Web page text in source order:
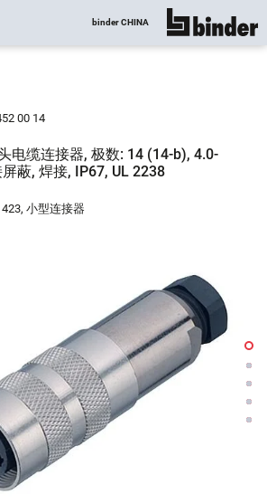
binder CHINA 显示所有
00 14
电缆连接器, 极数: 14 (14-b), 4.0-
蔽, 焊接, IP67, UL 2238
小型连接器